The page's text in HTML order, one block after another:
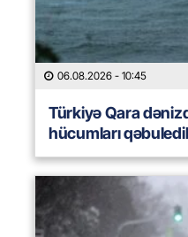
06.08.2026 - 10:45
Türkiyə Qara
hücumları